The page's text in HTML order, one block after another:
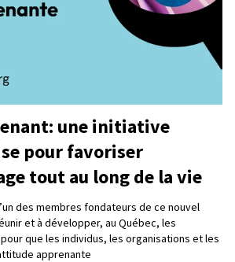
une initiative
pour favoriser
tout au long de la vie
des membres fondateurs de ce nouvel
et à développer, au Québec, les
que les individus, les organisations et les
apprenante